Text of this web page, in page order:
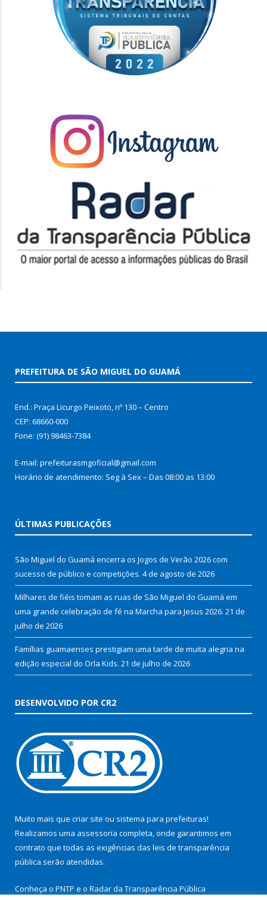
PREFEITURA DE SÃO MIGUEL DO GUAMÁ
End.: Praça Licurgo Peixoto, nº 130 – Centro
CEP: 68660-000
Fone: (91) 98463-7384
E-mail: prefeiturasmgoficial@gmail.com
Horário de atendimento: Seg à Sex – Das 08:00 as 13:00
ÚLTIMAS PUBLICAÇÕES
São Miguel do Guamá encerra os Jogos de Verão 2026 com
sucesso de público e competições. 4 de agosto de 2026
Milhares de fiéis tomam as ruas de São Miguel do Guamá em
uma grande celebração de fé na Marcha para Jesus 2026. 21 de
julho de 2026
Famílias guamaenses prestigiam uma tarde de muita alegria na
edição especial do Orla Kids. 21 de julho de 2026
DESENVOLVIDO POR CR2
Muito mais que criar site ou sistema para prefeituras!
Realizamos uma assessoria completa, onde garantimos em
contrato que todas as exigências das leis de transparência
pública serão atendidas.
Conheça o PNTP e o Radar da Transparência Pública